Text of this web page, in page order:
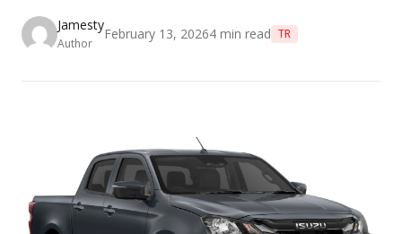
Jamesty
Author
February 13, 20264 min read TR